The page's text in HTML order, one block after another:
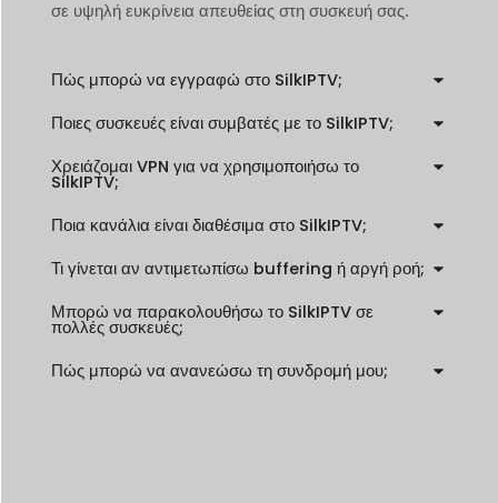
σε υψηλή ευκρίνεια απευθείας στη συσκευή σας.
Πώς μπορώ να εγγραφώ στο SilkIPTV;
Ποιες συσκευές είναι συμβατές με το SilkIPTV;
Χρειάζομαι VPN για να χρησιμοποιήσω το
SilkIPTV;
Ποια κανάλια είναι διαθέσιμα στο SilkIPTV;
Τι γίνεται αν αντιμετωπίσω buffering ή αργή ροή;
Μπορώ να παρακολουθήσω το SilkIPTV σε
πολλές συσκευές;
Πώς μπορώ να ανανεώσω τη συνδρομή μου;